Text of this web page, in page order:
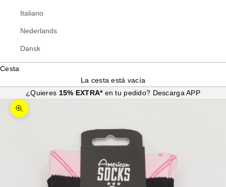
Italiano
Nederlands
Dansk
Cesta
La cesta está vacía
¿Quieres 15% EXTRA* en tu pedido? Descarga APP
Zoom